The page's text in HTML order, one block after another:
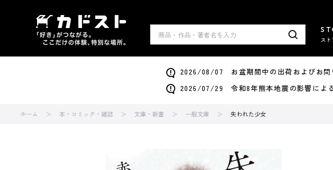
スト
2026/08/07 お盆期間中の出荷およびお問
2026/07/29 令和8年熊本地震の影響によ
ホーム 本・コミック・雑誌 文庫・新書 一般文庫 失われた少女